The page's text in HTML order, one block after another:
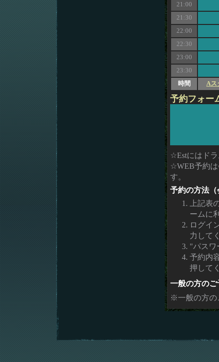
21:00
21:30
22:00
22:30
23:00
23:30
時間
Aス
予約フォー
☆Estにはド
☆WEB予約
す。
予約の方法
上記表
ームに
ログイ
力して
"パスワ
予約内
押して
一般の方のご
※一般の方の